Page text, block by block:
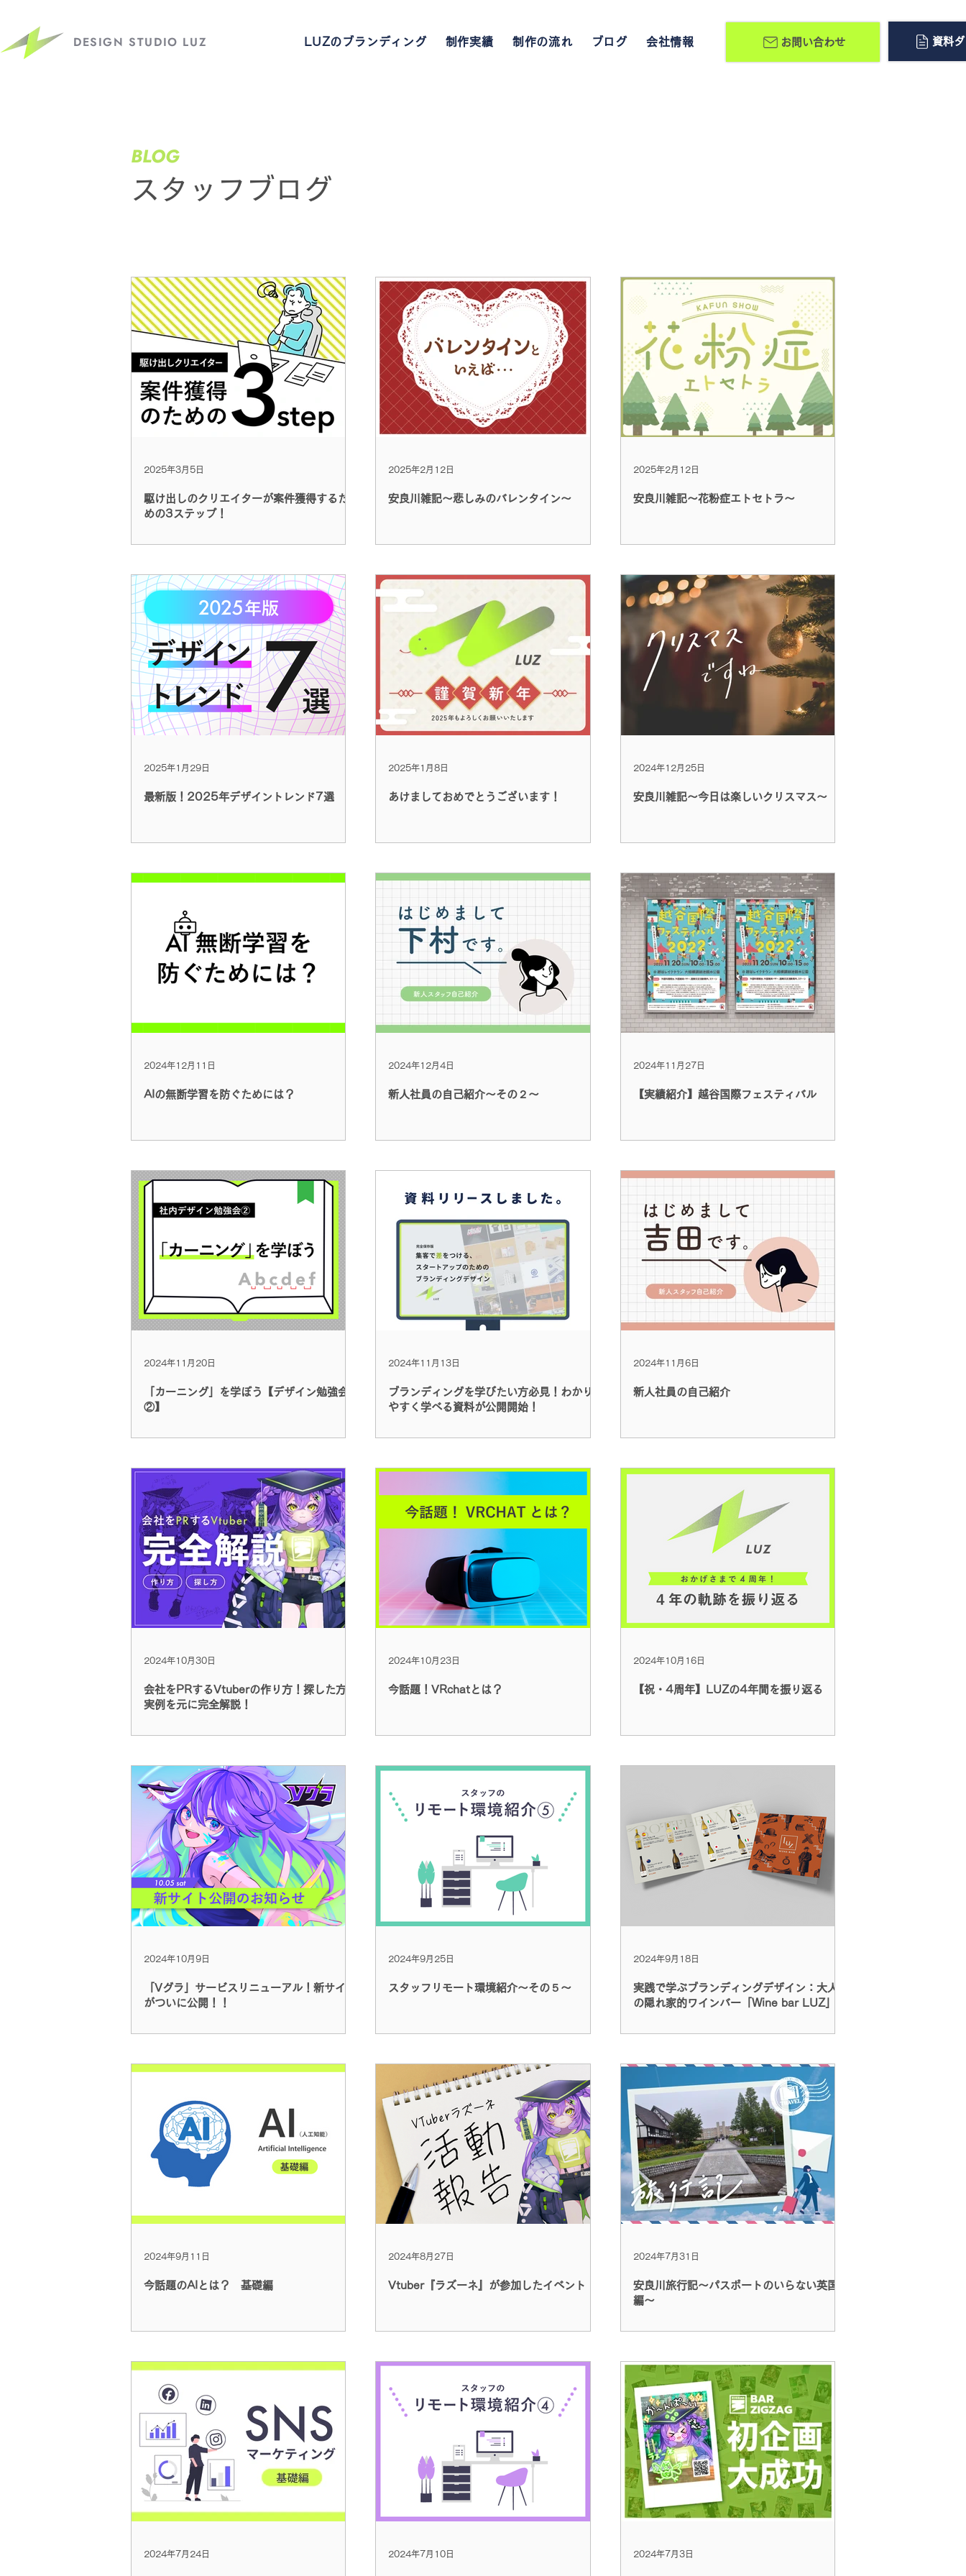
DESIGN STUDIO LUZ LUZのブランディング 制作実績 制作の流れ ブログ 会社情報 お問い合わせ 資料
​BLOG
​スタッフブログ
駆け出しのクリエイターが案件獲得するた
めの3ステップ！
2025年3月5日
安良川雑記～悲しみのバレンタイン～
2025年2月12日
安良川雑記～花粉症エトセトラ～
2025年2月12日
最新版！2025年デザイントレンド7選
2025年1月29日
あけましておめでとうございます！
2025年1月8日
安良川雑記～今日は楽しいクリスマス～
2024年12月25日
AIの無断学習を防ぐためには？
2024年12月11日
新人社員の自己紹介～その２～
2024年12月4日
【実績紹介】越谷国際フェスティバル
2024年11月27日
「カーニング」を学ぼう【デザイン勉強会
②】
2024年11月20日
ブランディングを学びたい方必見！わかり
やすく学べる資料が公開開始！
2024年11月13日
新人社員の自己紹介
2024年11月6日
会社をPRするVtuberの作り方！探した方！
実例を元に完全解説！
2024年10月30日
今話題！VRchatとは？
2024年10月23日
【祝・4周年】LUZの4年間を振り返る
2024年10月16日
「Vグラ」サービスリニューアル！新サイト
がついに公開！！
2024年10月9日
スタッフリモート環境紹介～その５～
2024年9月25日
実践で学ぶブランディングデザイン：大人
の隠れ家的ワインバー「Wine bar LUZ」
2024年9月18日
今話題のAIとは？ 基礎編
2024年9月11日
Vtuber『ラズーネ』が参加したイベント
2024年8月27日
安良川旅行記～パスポートのいらない英国
編～
2024年7月31日
2024年7月24日 2024年7月10日 2024年7月3日